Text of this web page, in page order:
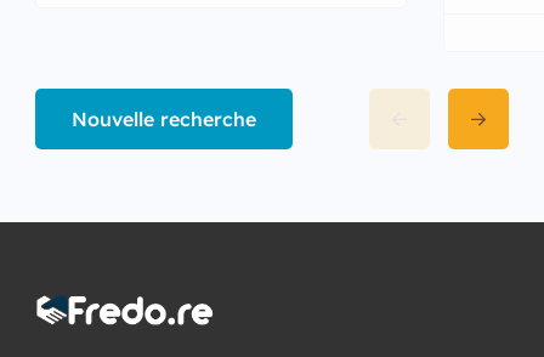
d’un accompagnement adapté.
orienter
Nouvelle recherche